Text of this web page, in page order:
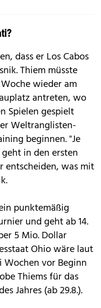
dass er Los Cabos
Thiem müsste
wieder am
antreten, wo
Spielen gespielt
Weltranglisten-
beginnen. "Je
in den ersten
entscheiden, was mit
punktemäßig
und geht ab 14.
5 Mio. Dollar
Ohio wäre laut
vor Beginn
Thiems für das
Jahres (ab 29.8.).